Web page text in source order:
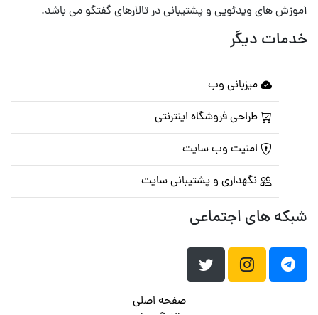
آموزش های ویدئویی و پشتیبانی در تالارهای گفتگو می باشد.
خدمات دیگر
میزبانی وب
طراحی فروشگاه اینترنتی
امنیت وب سایت
نگهداری و پشتیبانی سایت
شبکه های اجتماعی
صفحه اصلی